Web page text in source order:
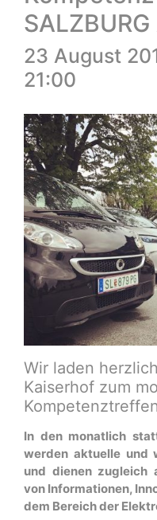
23 August
21:00
Wir laden
Kaiserhof zum
In den monatlich
werden aktuelle und
und dienen zugleich
von Informationen,
dem Bereich der